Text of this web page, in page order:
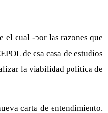
el cual -por las razones que
de esa casa de estudios
la viabilidad política de
carta de entendimiento.